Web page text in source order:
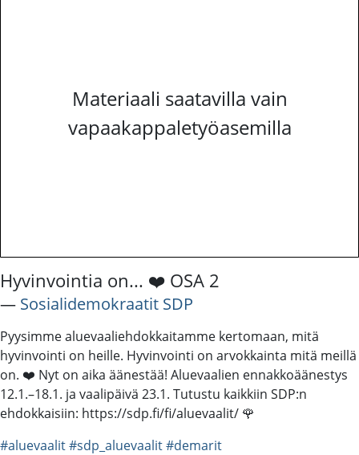
Materiaali saatavilla vain
vapaakappaletyöasemilla
Hyvinvointia on... ❤️ OSA 2
― Sosialidemokraatit SDP
Pyysimme aluevaaliehdokkaitamme kertomaan, mitä
hyvinvointi on heille. Hyvinvointi on arvokkainta mitä meillä
on. ❤️ Nyt on aika äänestää! Aluevaalien ennakkoäänestys
12.1.–18.1. ja vaalipäivä 23.1. Tutustu kaikkiin SDP:n
ehdokkaisiin: https://sdp.fi/fi/aluevaalit/ 🌹
#aluevaalit#sdp_aluevaalit#demarit